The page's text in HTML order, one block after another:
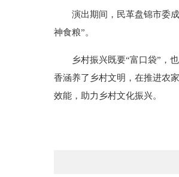
演出期间，民革盘锦市委成
神食粮”。
乡村振兴既要“富口袋”，也
香涵养了乡村文明，在推进农
效能，助力乡村文化振兴。